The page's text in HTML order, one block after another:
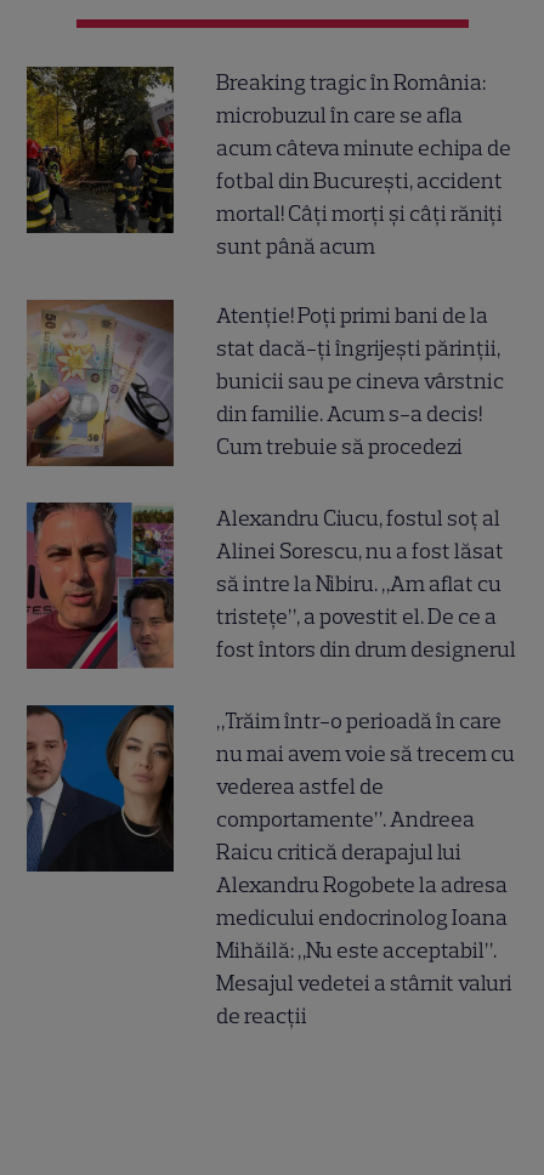
Breaking tragic în România:
microbuzul în care se afla
acum câteva minute echipa de
fotbal din București, accident
mortal! Câți morți și câți răniți
sunt până acum
Atenție! Poți primi bani de la
stat dacă-ți îngrijești părinții,
bunicii sau pe cineva vârstnic
din familie. Acum s-a decis!
Cum trebuie să procedezi
Alexandru Ciucu, fostul soț al
Alinei Sorescu, nu a fost lăsat
să intre la Nibiru. „Am aflat cu
tristețe”, a povestit el. De ce a
fost întors din drum designerul
„Trăim într-o perioadă în care
nu mai avem voie să trecem cu
vederea astfel de
comportamente”. Andreea
Raicu critică derapajul lui
Alexandru Rogobete la adresa
medicului endocrinolog Ioana
Mihăilă: „Nu este acceptabil”.
Mesajul vedetei a stârnit valuri
de reacții